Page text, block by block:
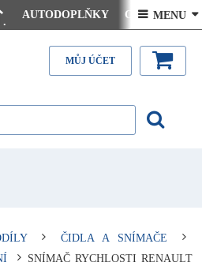
.
AUTODOPLŇKY Ceny doručení
Články - návody Kontakt
 MENU 
MŮJ ÚČET
ČIDLA A SNÍMAČE
SNÍMAČ RYCHLOSTI RENAULT